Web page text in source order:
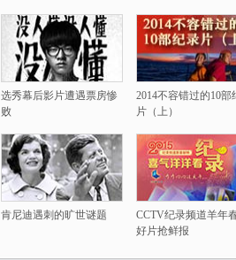
选秀幕后影片遭遇票房惨
败
2014不容错过的10部
片（上）
肯尼迪遇刺的旷世谜题
CCTV纪录频道羊年
好片抢鲜报